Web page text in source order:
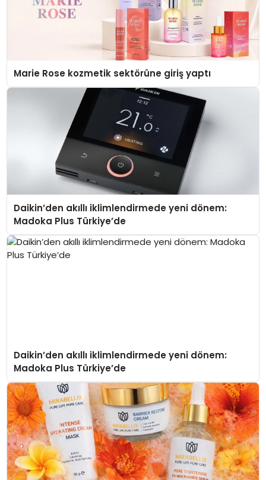
Marie Rose kozmetik sektörüne giriş yaptı
Daikin’den akıllı iklimlendirmede yeni dönem:
Madoka Plus Türkiye’de
Daikin’den akıllı iklimlendirmede yeni dönem:
Madoka Plus Türkiye’de